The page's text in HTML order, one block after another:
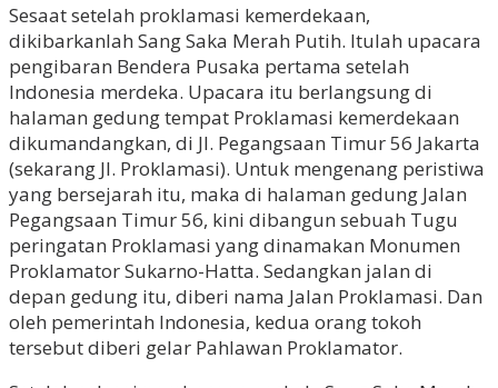
Sesaat setelah proklamasi kemerdekaan,
dikibarkanlah Sang Saka Merah Putih. Itulah upacara
pengibaran Bendera Pusaka pertama setelah
Indonesia merdeka. Upacara itu berlangsung di
halaman gedung tempat Proklamasi kemerdekaan
dikumandangkan, di Jl. Pegangsaan Timur 56 Jakarta
(sekarang Jl. Proklamasi). Untuk mengenang peristiwa
yang bersejarah itu, maka di halaman gedung Jalan
Pegangsaan Timur 56, kini dibangun sebuah Tugu
peringatan Proklamasi yang dinamakan Monumen
Proklamator Sukarno-Hatta. Sedangkan jalan di
depan gedung itu, diberi nama Jalan Proklamasi. Dan
oleh pemerintah Indonesia, kedua orang tokoh
tersebut diberi gelar Pahlawan Proklamator.